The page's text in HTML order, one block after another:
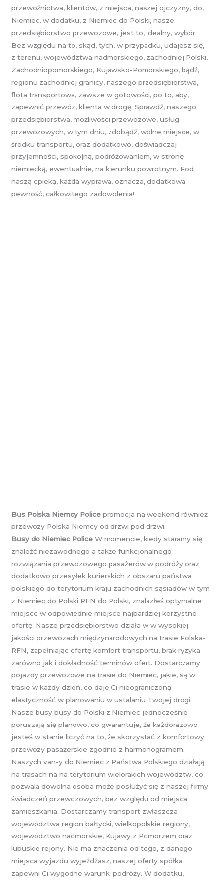
przewoźnictwa, klientów, z miejsca, naszej ojczyzny, do,
Niemiec, w dodatku, z Niemiec do Polski, nasze
przedsiębiorstwo przewozowe, jest to, idealny, wybór.
Bez względu na to, skąd, tych, w przypadku, udajesz się,
z terenu, województwa nadmorskiego, zachodniej Polski,
Zachodniopomorskiego, Kujawsko-Pomorskiego, bądź,
regionu zachodniej granicy, naszego przedsiębiorstwa,
flota transportowa, zawsze w gotowości, po to, aby,
zapewnić przewóz, klienta w drogę. Sprawdź, naszego
przedsiębiorstwa, możliwości przewozowe, usług
przewozowych, w tym dniu, zdobądź, wolne miejsce, w
środku transportu, oraz dodatkowo, doświadczaj
przyjemności, spokojną, podróżowaniem, w stronę
niemiecką, ewentualnie, na kierunku powrotnym. Pod
naszą opieką, każda wyprawa, oznacza, dodatkowa
pewność, całkowitego zadowolenia!
Bus Polska Niemcy Police promocja na weekend również
przewozy Polska Niemcy od drzwi pod drzwi.
Busy do Niemiec Police W momencie, kiedy staramy się
znaleźć niezawodnego a także funkcjonalnego
rozwiązania przewozowego pasażerów w podróży oraz
dodatkowo przesyłek kurierskich z obszaru państwa
polskiego do terytorium kraju zachodnich sąsiadów w tym
z Niemiec do Polski RFN do Polski, znalazłeś optymalne
miejsce w odpowiednie miejsce najbardziej korzystne
ofertę. Nasze przedsiębiorstwo działa w w wysokiej
jakości przewozach międzynarodowych na trasie Polska-
RFN, zapełniając ofertę komfort transportu, brak ryzyka
zarówno jak i dokładność terminów ofert. Dostarczamy
pojazdy przewozowe na trasie do Niemiec, jakie, są w
trasie w każdy dzień, co daje Ci nieograniczoną
elastyczność w planowaniu w ustalaniu Twojej drogi.
Nasze busy busy do Polski z Niemiec jednocześnie
poruszają się planowo, co gwarantuje, że każdorazowo
jesteś w stanie liczyć na to, że skorzystać z komfortowy
przewozy pasażerskie zgodnie z harmonogramem.
Naszych van-y do Niemiec z Państwa Polskiego działają
na trasach na na terytorium wielorakich województw, co
pozwala dowolna osoba może posłużyć się z naszej firmy
świadczeń przewozowych, bez względu od miejsca
zamieszkania. Dostarczamy transport zwłaszcza
województwa region bałtycki, wielkopolskie regiony,
województwo nadmorskie, Kujawy z Pomorzem oraz
lubuskie rejony. Nie ma znaczenia od tego, z danego
miejsca wyjazdu wyjeżdżasz, naszej oferty spółka
zapewni Ci wygodne warunki podróży. W dodatku,